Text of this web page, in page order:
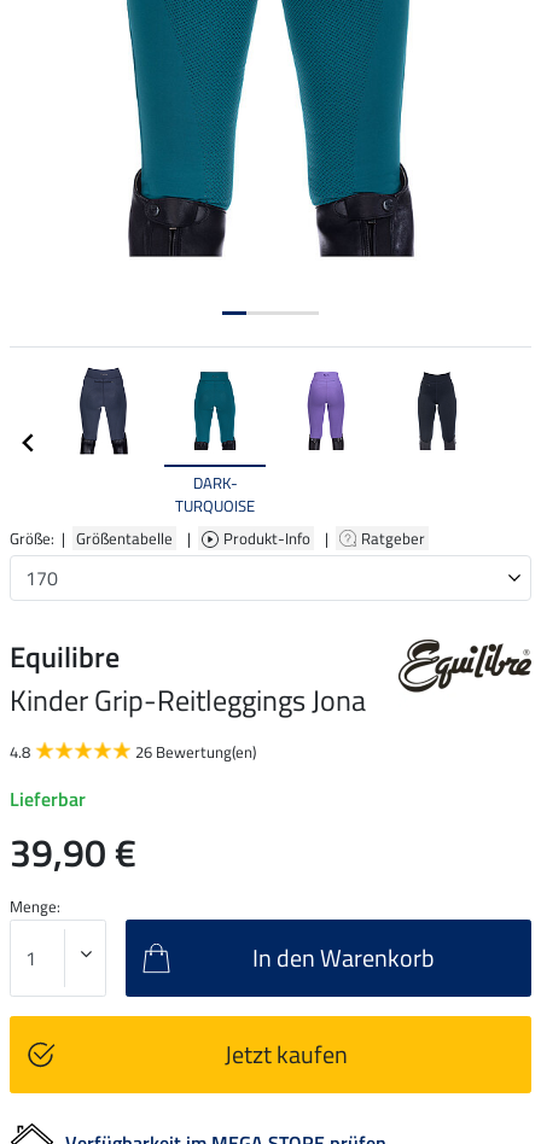
DARK-
TURQUOISE
Größe: | Größentabelle | Produkt-Info | Ratgeber
Equilibre
Kinder Grip-Reitleggings Jona
4.8 26 Bewertung(en)
Lieferbar
39,90 €
Menge:
In den Warenkorb
Jetzt kaufen